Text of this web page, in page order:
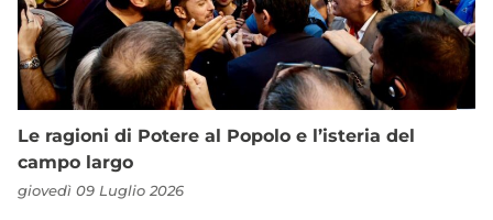
Le ragioni di Potere al Popolo e l’isteria del
campo largo
giovedì 09 Luglio 2026